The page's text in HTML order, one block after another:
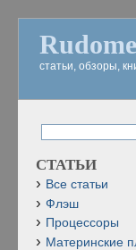
статьи, обзоры,
СТАТЬИ
Все статьи
Флэш
Процессоры
Материнские